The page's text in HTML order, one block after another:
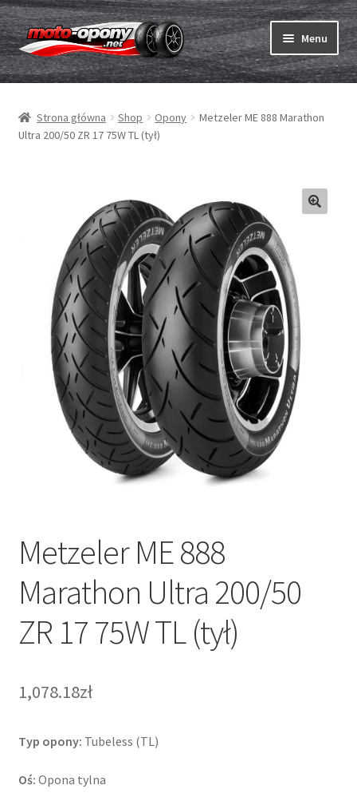
Przejdź
do
nawigacji
Przejdź
do
treści
Menu
Opony
Rozwiń
Dętki & taśmy
Rozwiń
Kontakt
Strona główna Shop Opony
Metzeler ME 888 Marathon
Ultra 200/50 ZR 17 75W TL (tył)
Metzeler ME 888
Marathon Ultra 200/50
ZR 17 75W TL (tył)
1,078.18zł
Typ opony: Tubeless (TL)
Oś: Opona tylna